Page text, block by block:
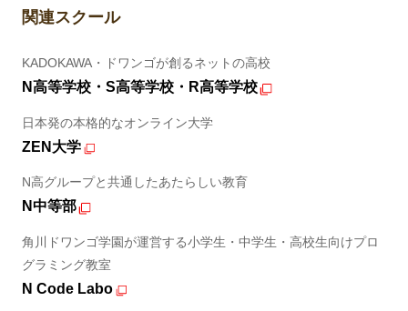
関連スクール
KADOKAWA・ドワンゴが創るネットの高校
N高等学校・S高等学校・R高等学校
日本発の本格的なオンライン大学
ZEN大学
N高グループと共通したあたらしい教育
N中等部
角川ドワンゴ学園が運営する小学生・中学生・高校生向けプロ
グラミング教室
N Code Labo